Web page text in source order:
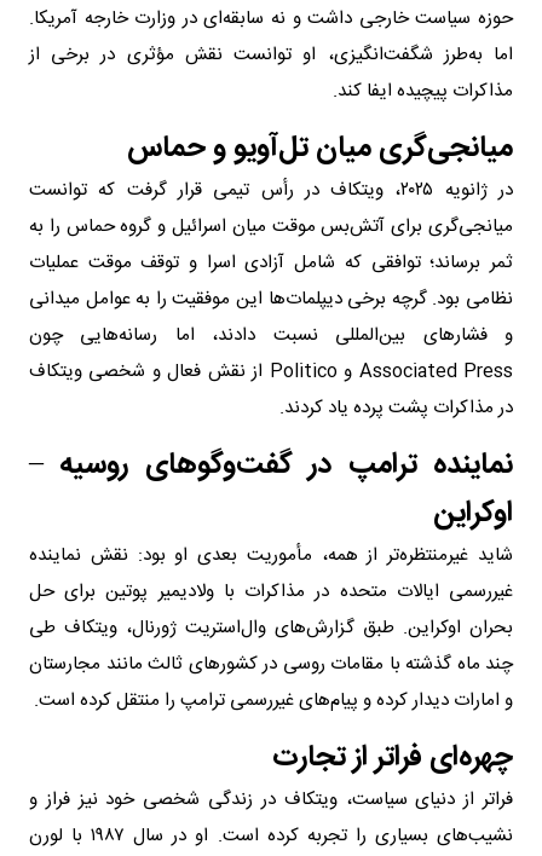
حوزه سیاست خارجی داشت و نه سابقه‌ای در وزارت خارجه آمریکا.
اما به‌طرز شگفت‌انگیزی، او توانست نقش مؤثری در برخی از
مذاکرات پیچیده ایفا کند.
میانجی‌گری میان تل‌آویو و حماس
در ژانویه ۲۰۲۵، ویتکاف در رأس تیمی قرار گرفت که توانست
میانجی‌گری برای آتش‌بس موقت میان اسرائیل و گروه حماس را به
ثمر برساند؛ توافقی که شامل آزادی اسرا و توقف موقت عملیات
نظامی بود. گرچه برخی دیپلمات‌ها این موفقیت را به عوامل میدانی
و فشارهای بین‌المللی نسبت دادند، اما رسانه‌هایی چون
Associated Press و Politico از نقش فعال و شخصی ویتکاف
در مذاکرات پشت پرده یاد کردند.
نماینده ترامپ در گفت‌وگوهای روسیه –
اوکراین
شاید غیرمنتظره‌تر از همه، مأموریت بعدی او بود: نقش نماینده
غیررسمی ایالات متحده در مذاکرات با ولادیمیر پوتین برای حل
بحران اوکراین. طبق گزارش‌های وال‌استریت ژورنال، ویتکاف طی
چند ماه گذشته با مقامات روسی در کشورهای ثالث مانند مجارستان
و امارات دیدار کرده و پیام‌های غیررسمی ترامپ را منتقل کرده است.
چهره‌ای فراتر از تجارت
فراتر از دنیای سیاست، ویتکاف در زندگی شخصی خود نیز فراز و
نشیب‌های بسیاری را تجربه کرده است. او در سال ۱۹۸۷ با لورن